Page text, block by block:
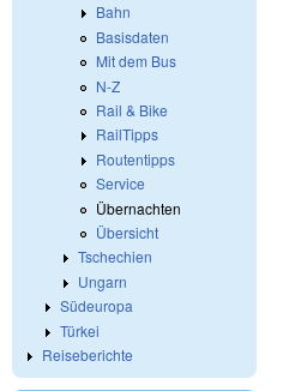
Bahn
Basisdaten
Mit dem Bus
N-Z
Rail & Bike
RailTipps
Routentipps
Service
Übernachten
Übersicht
Tschechien
Ungarn
Südeuropa
Türkei
Reiseberichte